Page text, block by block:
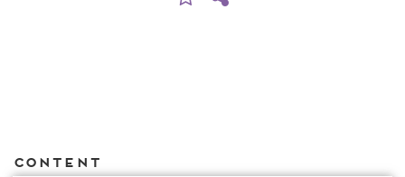
Content